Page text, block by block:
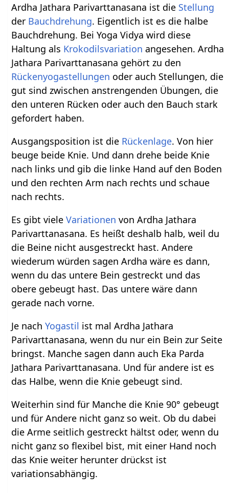
Ardha Jathara Parivarttanasana ist die Stellung
der Bauchdrehung. Eigentlich ist es die halbe
Bauchdrehung. Bei Yoga Vidya wird diese
Haltung als Krokodilsvariation angesehen. Ardha
Jathara Parivarttanasana gehört zu den
Rückenyogastellungen oder auch Stellungen, die
gut sind zwischen anstrengenden Übungen, die
den unteren Rücken oder auch den Bauch stark
gefordert haben.
Ausgangsposition ist die Rückenlage. Von hier
beuge beide Knie. Und dann drehe beide Knie
nach links und gib die linke Hand auf den Boden
und den rechten Arm nach rechts und schaue
nach rechts.
Es gibt vieleVariationen von Ardha Jathara
Parivarttanasana. Es heißt deshalb halb, weil du
die Beine nicht ausgestreckt hast. Andere
wiederum würden sagen Ardha wäre es dann,
wenn du das untere Bein gestreckt und das
obere gebeugt hast. Das untere wäre dann
gerade nach vorne.
Je nachYogastil ist mal Ardha Jathara
Parivarttanasana, wenn du nur ein Bein zur Seite
bringst. Manche sagen dann auch Eka Parda
Jathara Parivarttanasana. Und für andere ist es
das Halbe, wenn die Knie gebeugt sind.
Weiterhin sind für Manche die Knie 90° gebeugt
und für Andere nicht ganz so weit. Ob du dabei
die Arme seitlich gestreckt hältst oder, wenn du
nicht ganz so flexibel bist, mit einer Hand noch
das Knie weiter herunter drückst ist
variationsabhängig.